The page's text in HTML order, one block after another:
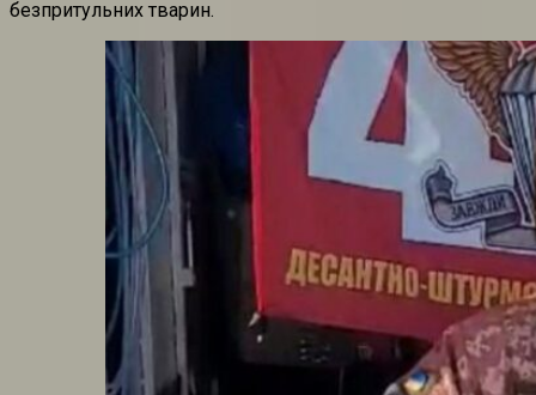
безпритульних тварин.